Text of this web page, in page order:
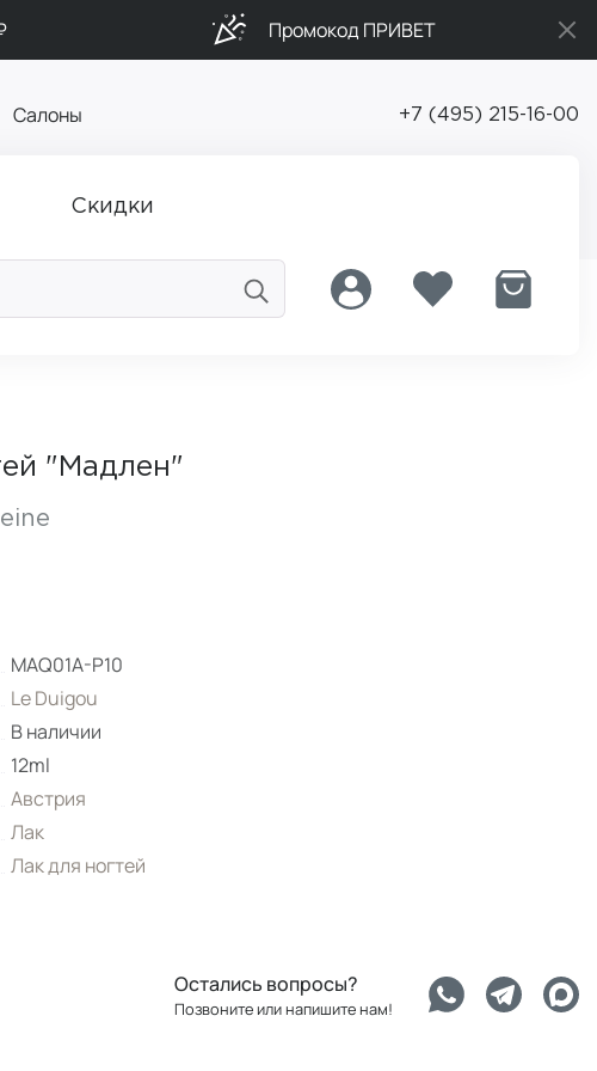
Промокод ПРИВЕТ
Салоны +7 (495) 215-16-00
Скидки
"Мадлен"
MAQ01A-P10
Le Duigou
В наличии
12ml
Австрия
Лак
Лак для ногтей
Остались вопросы?
Позвоните или напишите нам!